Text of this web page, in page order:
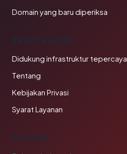
Domain yang baru diperiksa
PERUSAHAAN
Didukung infrastruktur tepercaya
Tentang
Kebijakan Privasi
Syarat Layanan
BAHASA